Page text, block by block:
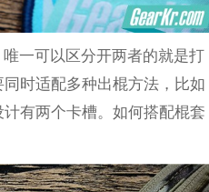
一可以区分开两者的就是打
时适配多种出棍方法，比如
有两个卡槽。如何搭配棍套